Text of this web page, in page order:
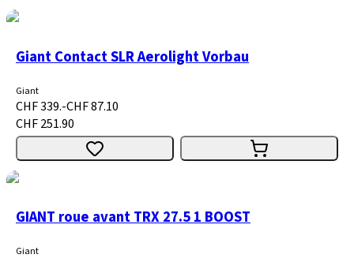
Giant Contact SLR Aerolight Vorbau
Giant
CHF 339.-CHF 87.10
CHF 251.90
GIANT roue avant TRX 27.5 1 BOOST
Giant